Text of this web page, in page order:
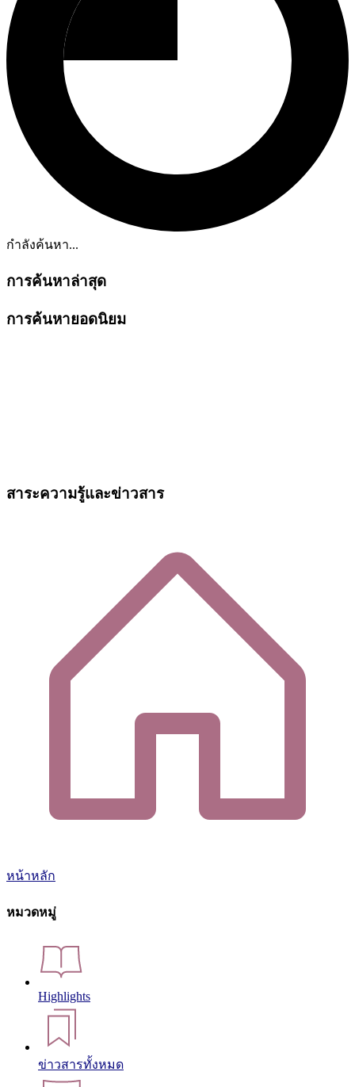
กำลังค้นหา...
การค้นหาล่าสุด
การค้นหายอดนิยม
สาระความรู้และข่าวสาร
หน้าหลัก
หมวดหมู่
Highlights
ข่าวสารทั้งหมด